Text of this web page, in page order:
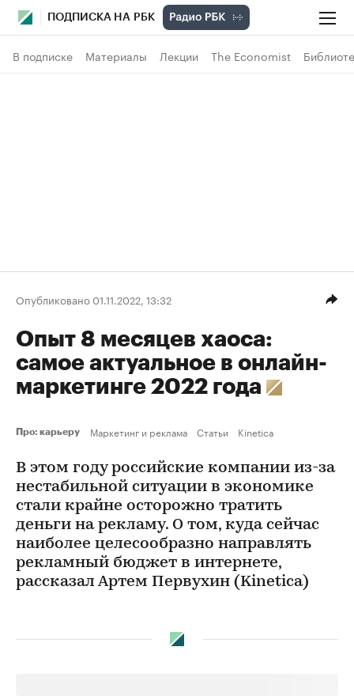
ПОДПИСКА НА РБК
В подписке Материалы Лекции The Economist
Опубликовано 01.11.2022, 13:32
Опыт 8 месяцев хаоса:
самое актуальное в онлайн-
маркетинге 2022 года
Про: карьеру Маркетинг и реклама Статьи Kinetica
В этом году российские компании из-за
нестабильной ситуации в экономике
стали крайне осторожно тратить
деньги на рекламу. О том, куда сейчас
наиболее целесообразно направлять
рекламный бюджет в интернете,
рассказал Артем Первухин (Kinetica)